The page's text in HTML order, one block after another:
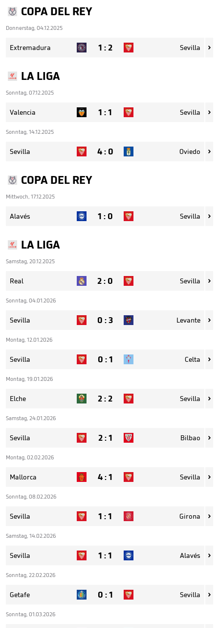
COPA DEL REY
Donnerstag, 04.12.2025
Extremadura 1 :2 Sevilla 
LA LIGA
Sonntag, 07.12.2025
Valencia 1 :1 Sevilla 
Sonntag, 14.12.2025
Sevilla 4: 0 Oviedo 
COPA DEL REY
Mittwoch, 17.12.2025
Alavés 1 : 0 Sevilla 
LA LIGA
Samstag, 20.12.2025
Real 2: 0 Sevilla 
Sonntag, 04.01.2026
Sevilla 0 :3 Levante 
Montag, 12.01.2026
Sevilla 0 :1 Celta 
Montag, 19.01.2026
Elche 2:2 Sevilla 
Samstag, 24.01.2026
Sevilla 2:1 Bilbao 
Montag, 02.02.2026
Mallorca 4:1 Sevilla 
Sonntag, 08.02.2026
Sevilla 1 :1 Girona 
Samstag, 14.02.2026
Sevilla 1 :1 Alavés 
Sonntag, 22.02.2026
Getafe 0 :1 Sevilla 
Sonntag, 01.03.2026